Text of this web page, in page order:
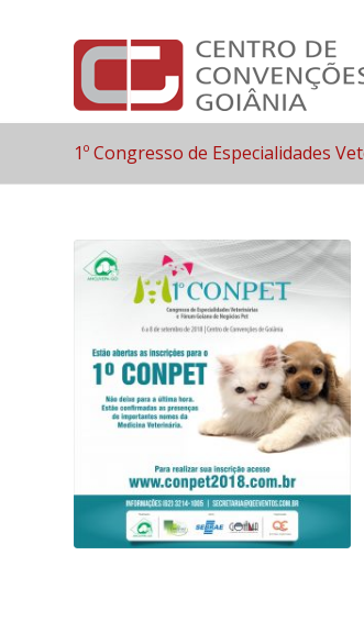
1º Congresso de Especialidades